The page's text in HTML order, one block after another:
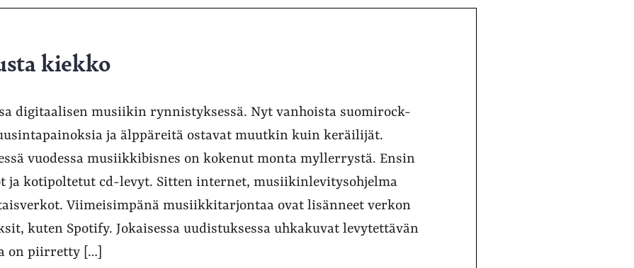
kiekko
digitaalisen musiikin rynnistyksessä. Nyt vanhoista suomirock-
ja älppäreitä ostavat muutkin kuin keräilijät.
vuodessa musiikkibisnes on kokenut monta myllerrystä. Ensin
ja kotipoltetut cd-levyt. Sitten internet, musiikinlevitysohjelma
Viimeisimpänä musiikkitarjontaa ovat lisänneet verkon
kuten Spotify. Jokaisessa uudistuksessa uhkakuvat levytettävän
on piirretty […]